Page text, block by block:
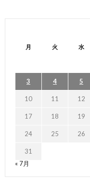
月 火 水
3 4 5
10 11 12
17 18 19
24 25 26
31
« 7月